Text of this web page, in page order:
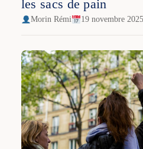
les sacs de pain
Morin Rémi 19 novembre 2025